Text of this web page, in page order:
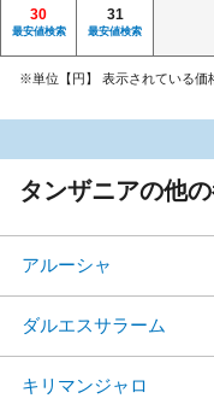
30
最安値検索
31
最安値検索
※単位【円】 表示されている価
タンザニアの他
アルーシャ
ダルエスサラーム
キリマンジャロ